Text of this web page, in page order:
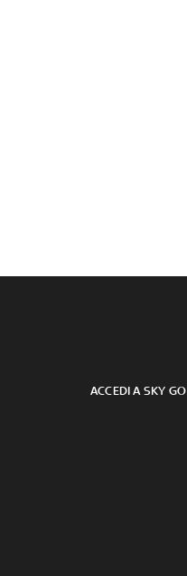
ACCEDI A SKY GO